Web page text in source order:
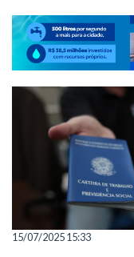
15/07/2025 15:33